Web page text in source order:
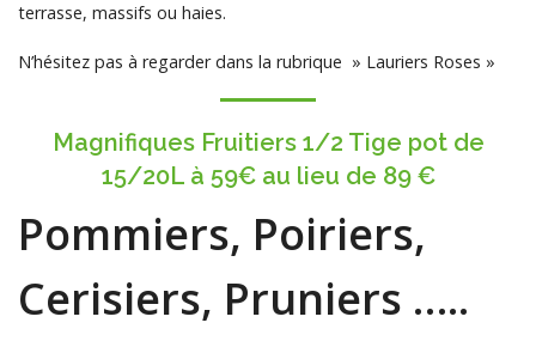
terrasse, massifs ou haies.
N’hésitez pas à regarder dans la rubrique » Lauriers Roses »
Magnifiques Fruitiers 1/2 Tige pot de
15/20L à 59€ au lieu de 89 €
Pommiers, Poiriers,
Cerisiers, Pruniers …..